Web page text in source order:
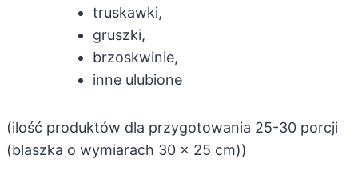
truskawki,
gruszki,
brzoskwinie,
inne ulubione
(ilość produktów dla przygotowania 25-30 porcji
(blaszka o wymiarach 30 x 25 cm))